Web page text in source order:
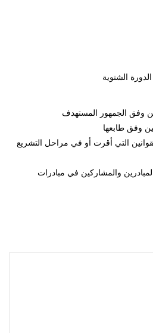
الشتوية
القوانين التي أقرت أو في مراحل التشريع
المبادرين والمشاركين في مبادرات